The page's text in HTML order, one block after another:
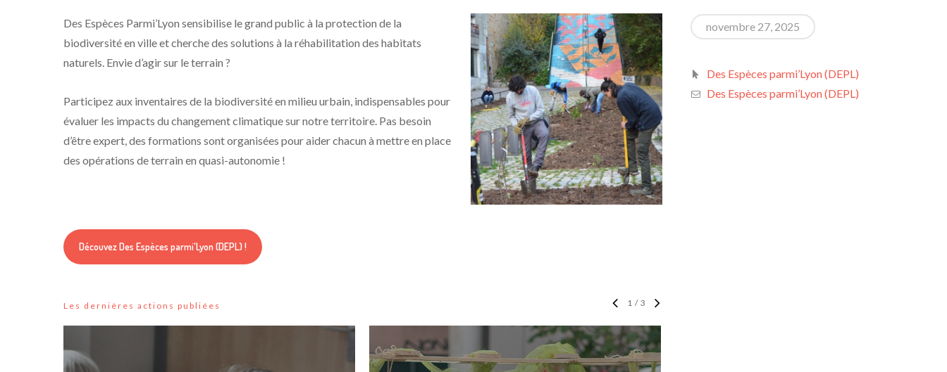
Des Espèces Parmi’Lyon sensibilise le grand public à la protection de la
biodiversité en ville et cherche des solutions à la réhabilitation des habitats
naturels. Envie d’agir sur le terrain ?
Participez aux inventaires de la biodiversité en milieu urbain, indispensables pour
évaluer les impacts du changement climatique sur notre territoire. Pas besoin
d’être expert, des formations sont organisées pour aider chacun à mettre en place
des opérations de terrain en quasi-autonomie !
Découvez Des Espèces parmi'Lyon (DEPL) !
Les dernières actions publiées 1/3
novembre 27, 2025
Des Espèces parmi’Lyon (DEPL)
Des Espèces parmi’Lyon (DEPL)